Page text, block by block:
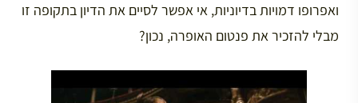
ואפרופו דמויות בדיוניות, אי אפשר לסיים את הדיון בתקופה זו
מבלי להזכיר את פנטום האופרה, נכון?